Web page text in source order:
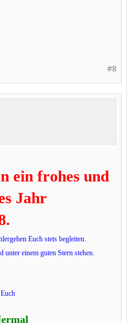
#8
ein frohes und
Jahr
Euch stets begleiten.
unter einem guten Stern stehen.